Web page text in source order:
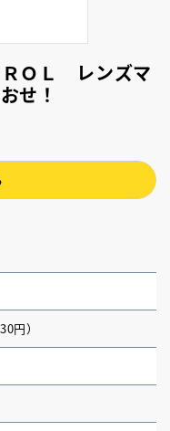
ＯＬ レンズマ
せ！
円）